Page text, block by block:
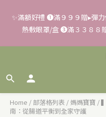
✨滿額好禮 ➊滿９９９贈▸彈
熱敷眼罩/盒 ❸滿３３８８
熱敷眼罩/盒 ❸滿３３８８
✨➊FORA PROJ/全瑩▸２件
面膜任3盒▸限定$７７７ ➌全
📢【反詐騙聲明】LiKOO不會
ATM，可致電02-6637-7373
Home / 部落格列表 / 媽媽寶寶 /
南：從腸道平衡到全家守護